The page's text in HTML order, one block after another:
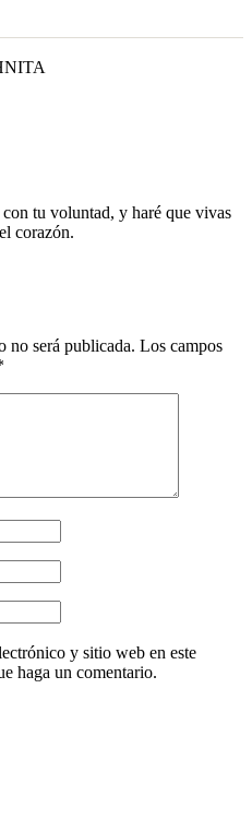
tu voluntad, y haré que vivas
corazón.
no será publicada. Los campos
y sitio web en este
haga un comentario.